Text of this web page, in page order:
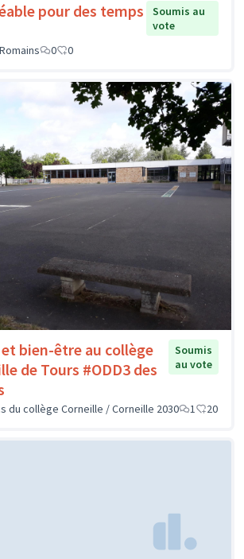
pour des temps
Soumis au
vote
0 0
bien-être au collège
de Tours #ODD3 des
Soumis
au vote
du collège Corneille / Corneille 2030 1 20